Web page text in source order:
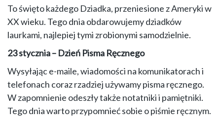
To święto każdego Dziadka, przeniesione z Ameryki w
XX wieku. Tego dnia obdarowujemy dziadków
laurkami, najlepiej tymi zrobionymi samodzielnie.
23 stycznia – Dzień Pisma Ręcznego
Wysyłając e-maile, wiadomości na komunikatorach i
telefonach coraz rzadziej używamy pisma ręcznego.
W zapomnienie odeszły także notatniki i pamiętniki.
Tego dnia warto przypomnieć sobie o piśmie ręcznym.